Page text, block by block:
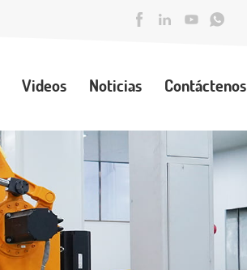
Videos Noticias Contáctenos